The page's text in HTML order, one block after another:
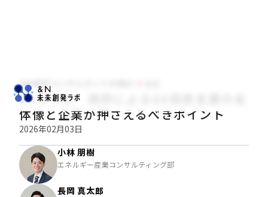
NRI経営コンサルタントの視点
GXコラム 政府によるGX投資支援の全
体像と企業が押さえるべきポイント
2026年02月03日
小林 朋樹
エネルギー産業コンサルティング部
長岡 真太郎